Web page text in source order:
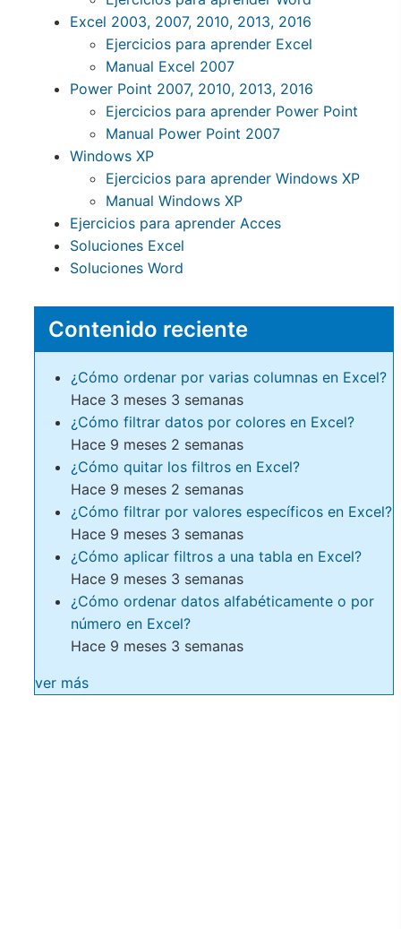
Excel 2003, 2007, 2010, 2013, 2016
Ejercicios para aprender Excel
Manual Excel 2007
Power Point 2007, 2010, 2013, 2016
Ejercicios para aprender Power Point
Manual Power Point 2007
Windows XP
Ejercicios para aprender Windows XP
Manual Windows XP
Ejercicios para aprender Acces
Soluciones Excel
Soluciones Word
Contenido reciente
¿Cómo ordenar por varias columnas en Excel?
Hace 3 meses 3 semanas
¿Cómo filtrar datos por colores en Excel?
Hace 9 meses 2 semanas
¿Cómo quitar los filtros en Excel?
Hace 9 meses 2 semanas
¿Cómo filtrar por valores específicos en Excel?
Hace 9 meses 3 semanas
¿Cómo aplicar filtros a una tabla en Excel?
Hace 9 meses 3 semanas
¿Cómo ordenar datos alfabéticamente o por
número en Excel?
Hace 9 meses 3 semanas
ver más